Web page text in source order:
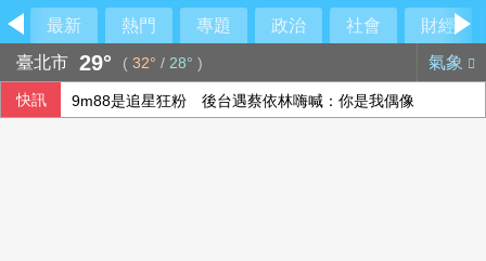
最新 熱門 專題 政治 社會
財經
臺北市 29° ( 32° / 28° ) 氣象
快訊 9m88是追星狂粉 後台遇蔡依林嗨喊：你是我偶像